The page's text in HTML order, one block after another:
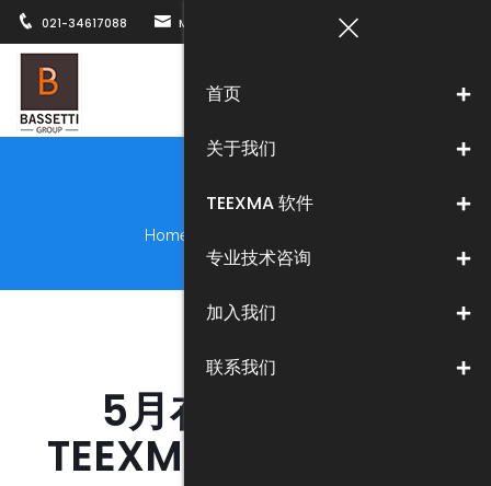
021-34617088 MARKETING@BASSETTICHINA.COM
首页
关于我们
TEEXMA 软件
专业技术咨询
加入我们
联系我们
新闻中心
Home
5月在线研讨会:
TEEXMA for Quality